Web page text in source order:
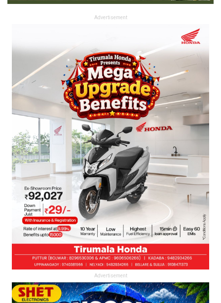
Advertisement
Advertisement